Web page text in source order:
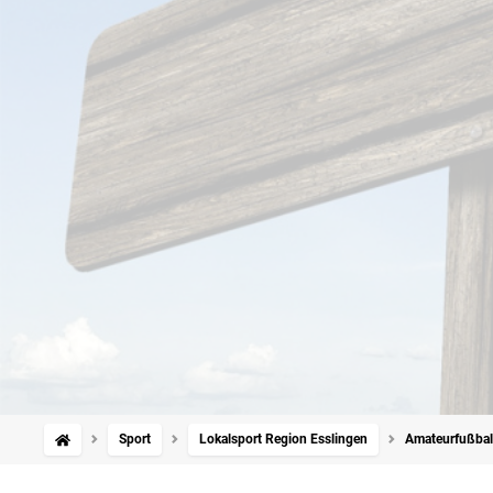
Sport Lokalsport Region Esslingen